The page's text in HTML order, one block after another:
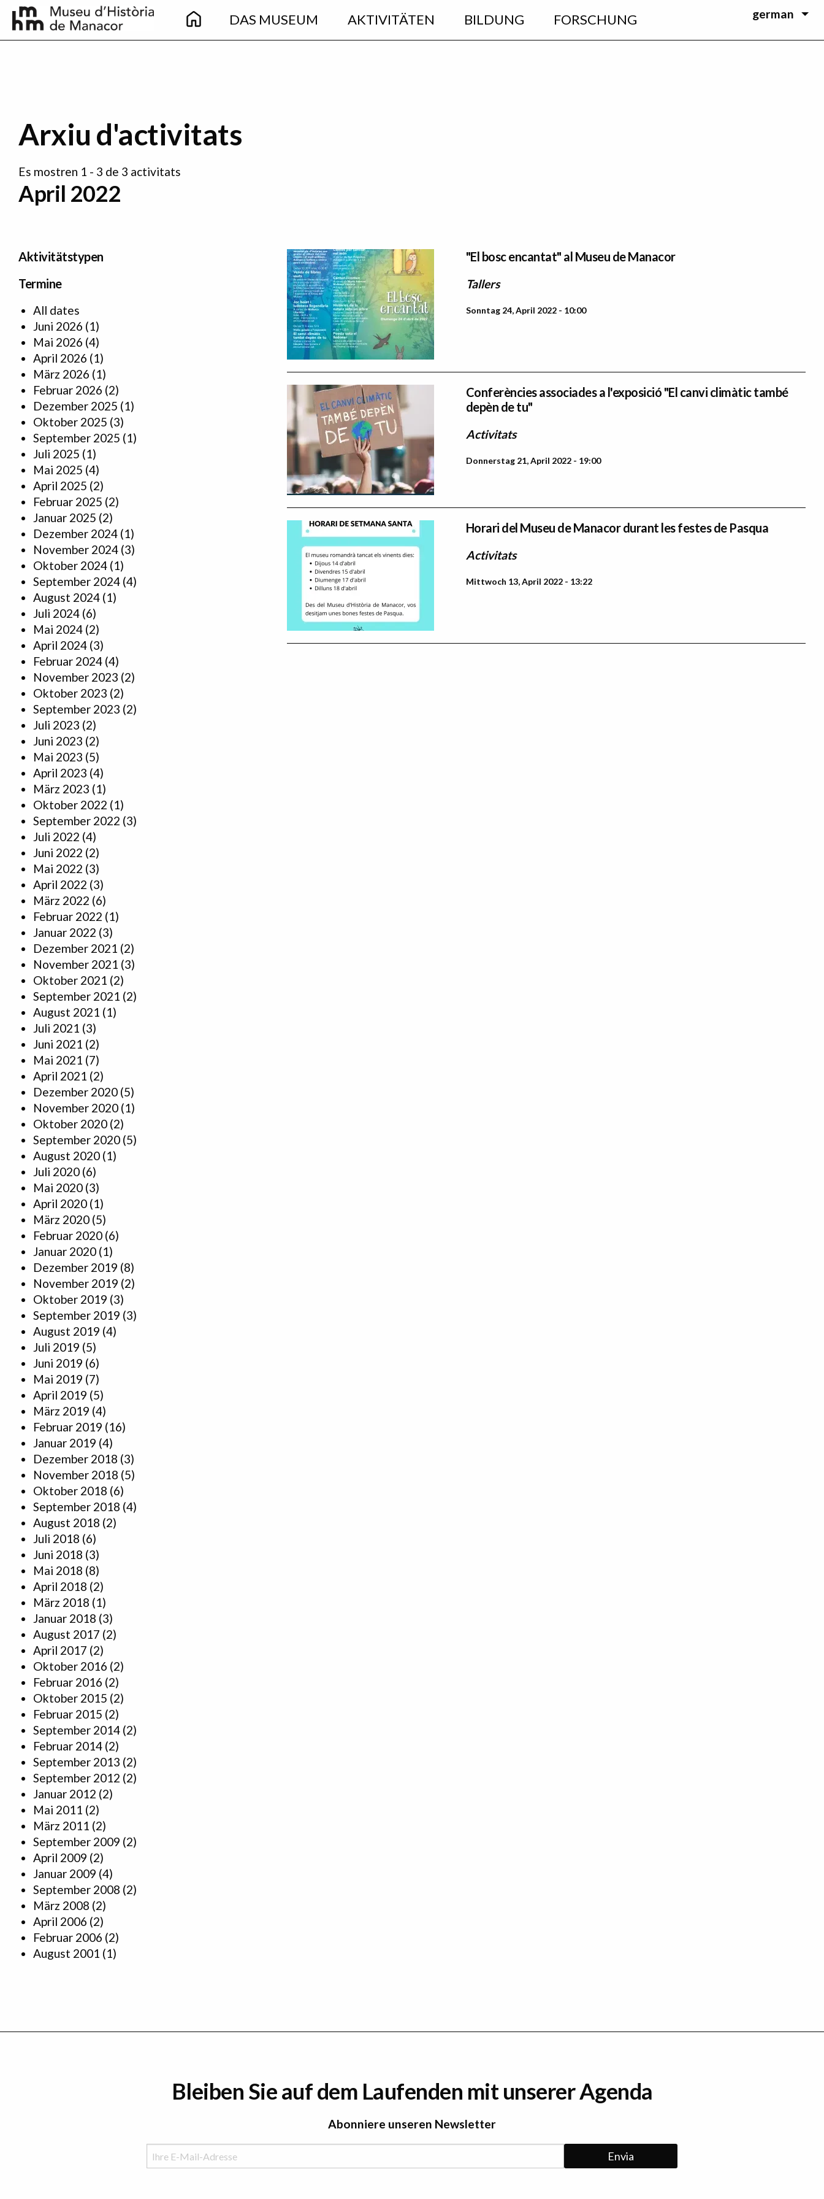
Direkt zum Inhalt
Main
navigation
DAS MUSEUM AKTIVITÄTEN BILDUNG FORSCHUNG german
Arxiu d'activitats
Es mostren 1 - 3 de 3 activitats
April 2022
Aktivitätstypen
Termine
All dates
Juni 2026 (1)
Mai 2026 (4)
April 2026 (1)
März 2026 (1)
Februar 2026 (2)
Dezember 2025 (1)
Oktober 2025 (3)
September 2025 (1)
Juli 2025 (1)
Mai 2025 (4)
April 2025 (2)
Februar 2025 (2)
Januar 2025 (2)
Dezember 2024 (1)
November 2024 (3)
Oktober 2024 (1)
September 2024 (4)
August 2024 (1)
Juli 2024 (6)
Mai 2024 (2)
April 2024 (3)
Februar 2024 (4)
November 2023 (2)
Oktober 2023 (2)
September 2023 (2)
Juli 2023 (2)
Juni 2023 (2)
Mai 2023 (5)
April 2023 (4)
März 2023 (1)
Oktober 2022 (1)
September 2022 (3)
Juli 2022 (4)
Juni 2022 (2)
Mai 2022 (3)
April 2022 (3)
März 2022 (6)
Februar 2022 (1)
Januar 2022 (3)
Dezember 2021 (2)
November 2021 (3)
Oktober 2021 (2)
September 2021 (2)
August 2021 (1)
Juli 2021 (3)
Juni 2021 (2)
Mai 2021 (7)
April 2021 (2)
Dezember 2020 (5)
November 2020 (1)
Oktober 2020 (2)
September 2020 (5)
August 2020 (1)
Juli 2020 (6)
Mai 2020 (3)
April 2020 (1)
März 2020 (5)
Februar 2020 (6)
Januar 2020 (1)
Dezember 2019 (8)
November 2019 (2)
Oktober 2019 (3)
September 2019 (3)
August 2019 (4)
Juli 2019 (5)
Juni 2019 (6)
Mai 2019 (7)
April 2019 (5)
März 2019 (4)
Februar 2019 (16)
Januar 2019 (4)
Dezember 2018 (3)
November 2018 (5)
Oktober 2018 (6)
September 2018 (4)
August 2018 (2)
Juli 2018 (6)
Juni 2018 (3)
Mai 2018 (8)
April 2018 (2)
März 2018 (1)
Januar 2018 (3)
August 2017 (2)
April 2017 (2)
Oktober 2016 (2)
Februar 2016 (2)
Oktober 2015 (2)
Februar 2015 (2)
September 2014 (2)
Februar 2014 (2)
September 2013 (2)
September 2012 (2)
Januar 2012 (2)
Mai 2011 (2)
März 2011 (2)
September 2009 (2)
April 2009 (2)
Januar 2009 (4)
September 2008 (2)
März 2008 (2)
April 2006 (2)
Februar 2006 (2)
August 2001 (1)
"El bosc encantat" al Museu de Manacor
Tallers
Sonntag 24, April 2022 - 10:00
Conferències associades a l'exposició "El canvi climàtic també
depèn de tu"
Activitats
Donnerstag 21, April 2022 - 19:00
Horari del Museu de Manacor durant les festes de Pasqua
Activitats
Mittwoch 13, April 2022 - 13:22
Bleiben Sie auf dem Laufenden mit unserer Agenda
Abonniere unseren Newsletter